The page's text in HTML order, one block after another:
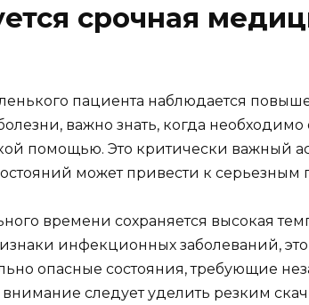
срочная
пациента наблюдается
важно знать, когда необходимо
помощью. Это критически важный
может привести к серьезным
времени сохраняется высокая
инфекционных заболеваний, это
опасные состояния, требующие
следует уделить резким